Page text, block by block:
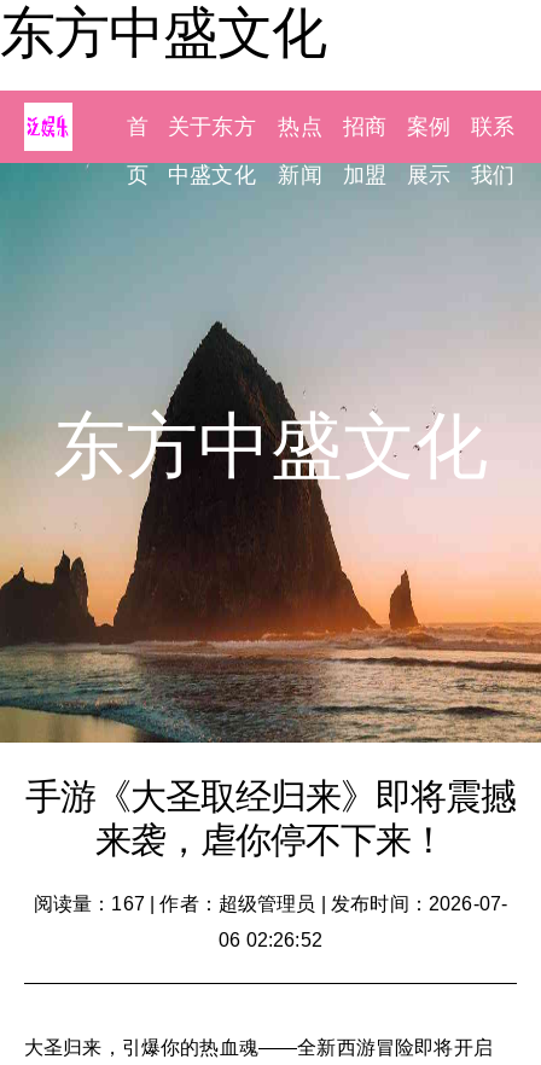
东方中盛文化
首
页
关于东方
中盛文化
热点
新闻
招商
加盟
案例
展示
联系
我们
东方中盛文化
手游《大圣取经归来》即将震撼
来袭，虐你停不下来！
阅读量：167|作者：超级管理员
发布时间：2026-07-
06 02:26:52
大圣归来，引爆你的热血魂——全新西游冒险即将开启